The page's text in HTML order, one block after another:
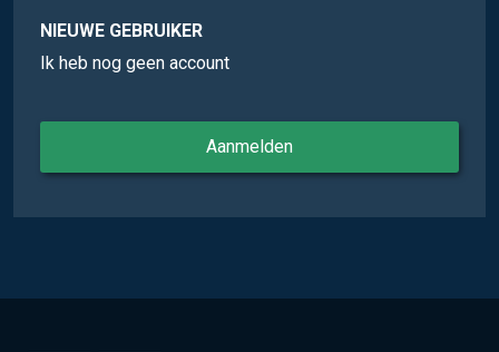
NIEUWE GEBRUIKER
Ik heb nog geen account
Aanmelden